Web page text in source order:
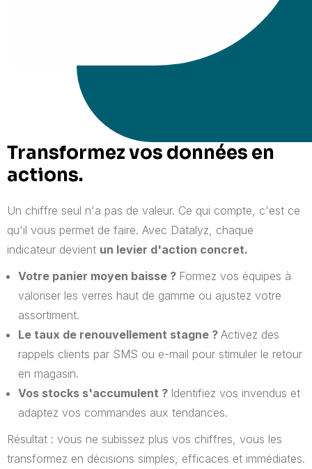
Transformez vos données en
actions.
Un chiffre seul n'a pas de valeur. Ce qui compte, c'est ce
qu'il vous permet de faire. Avec Datalyz, chaque
indicateur devient un levier d'action concret.
Votre panier moyen baisse ? Formez vos équipes à
valoriser les verres haut de gamme ou ajustez votre
assortiment.
Le taux de renouvellement stagne ? Activez des
rappels clients par SMS ou e-mail pour stimuler le retour
en magasin.
Vos stocks s'accumulent ? Identifiez vos invendus et
adaptez vos commandes aux tendances.
Résultat : vous ne subissez plus vos chiffres, vous les
transformez en décisions simples, efficaces et immédiates.